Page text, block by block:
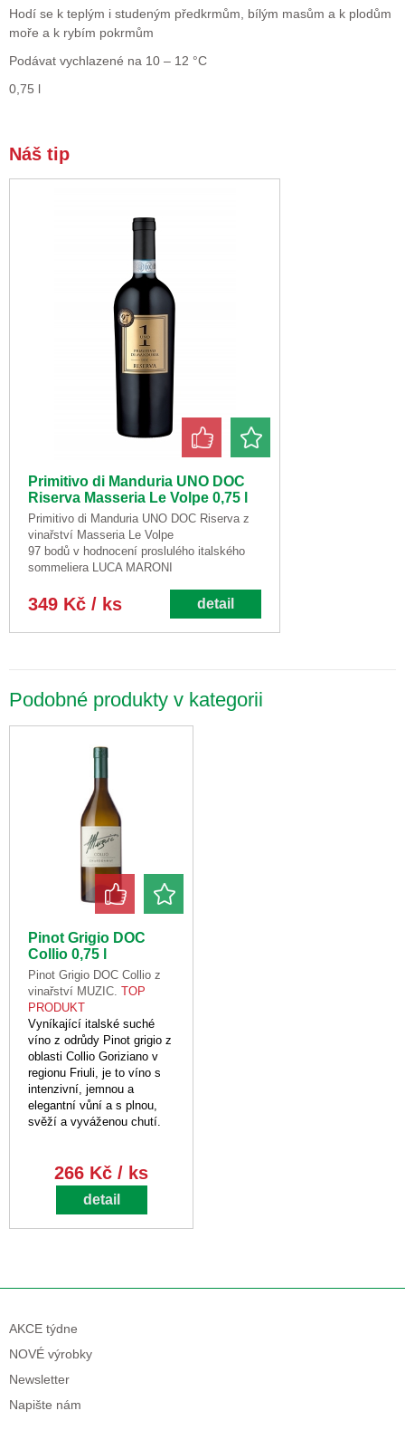
Hodí se k teplým i studeným předkrmům, bílým masům a k plodům
moře a k rybím pokrmům
Podávat vychlazené na 10 – 12 °C
0,75 l
Náš tip
Primitivo di Manduria UNO DOC
Riserva Masseria Le Volpe 0,75 l
Primitivo di Manduria UNO DOC Riserva z
vinařství Masseria Le Volpe
97 bodů v hodnocení proslulého italského
sommeliera LUCA MARONI
349 Kč / ks detail
Podobné produkty v kategorii
Pinot Grigio DOC
Collio 0,75 l
Pinot Grigio DOC Collio z
vinařství MUZIC. TOP
PRODUKT
Vyníkající italské suché
víno z odrůdy Pinot grigio z
oblasti Collio Goriziano v
regionu Friuli, je to víno s
intenzivní, jemnou a
elegantní vůní a s plnou,
svěží a vyváženou chutí.
266 Kč / ks
detail
AKCE týdne
NOVÉ výrobky
Newsletter
Napište nám